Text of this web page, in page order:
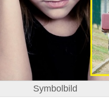
Symbolbild